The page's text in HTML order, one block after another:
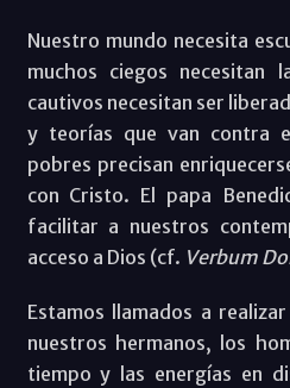
Nuestro mundo necesita
muchos ciegos necesitan
cautivos necesitan ser
y teorías que van contra
pobres precisan
con Cristo. El papa
facilitar a nuestros
acceso a Dios (cf. Verbum
Estamos llamados a
nuestros hermanos, los
tiempo y las energías en